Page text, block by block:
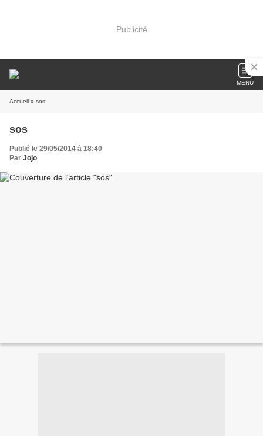
Publicité
MENU
Accueil » sos
sos
Publié le 29/05/2014 à 18:40
Par Jojo